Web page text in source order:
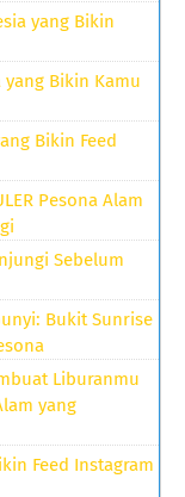
yang Bikin
Bikin Kamu
Bikin Feed
Pesona Alam
Sebelum
Bukit Sunrise
Liburanmu
yang
Feed Instagram